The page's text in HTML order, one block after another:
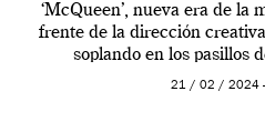
‘McQueen’, nueva era de la
frente de la dirección
soplando en los pasillos
McQueen se21 / 02 / 2024